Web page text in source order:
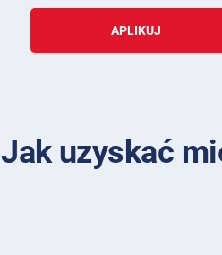
APLIKUJ
Jak uzyskać